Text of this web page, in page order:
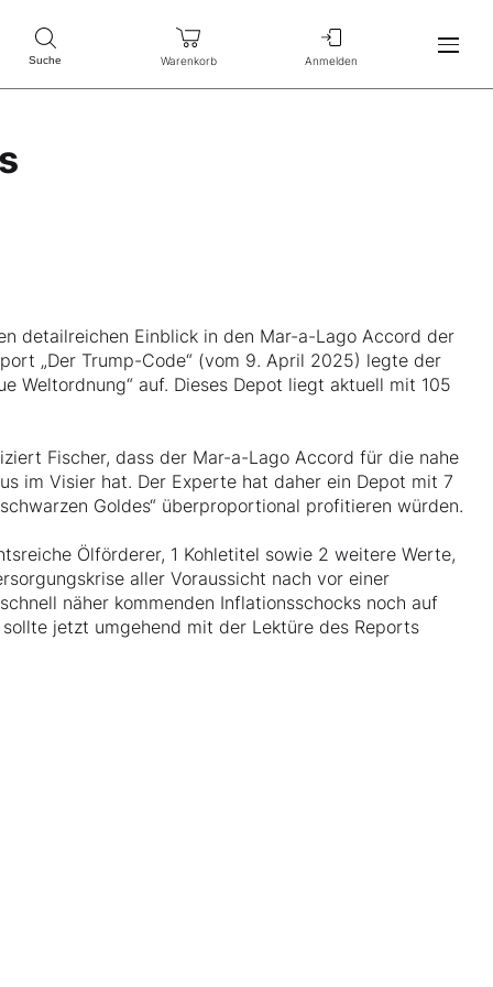
Suche Warenkorb Anmelden
detailreichen Einblick in den Mar-a-Lago Accord der
„Der Trump-Code“ (vom 9. April 2025) legte der
Weltordnung“ auf. Dieses Depot liegt aktuell mit 105
Fischer, dass der Mar-a-Lago Accord für die nahe
im Visier hat. Der Experte hat daher ein Depot mit 7
Goldes“ überproportional profitieren würden.
Ölförderer, 1 Kohletitel sowie 2 weitere Werte,
aller Voraussicht nach vor einer
näher kommenden Inflationsschocks noch auf
jetzt umgehend mit der Lektüre des Reports